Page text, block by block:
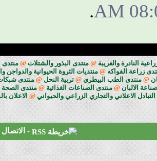
.
والغريبة @منتدى البذور والشتلات @منتدى
الفواكه @منتديات الثروة الحيوانية والدواجن
منتدى الطب البيطري @تربية النحل @منتدى شبكات
الالبان @منتدى الصناعات الغذائية @منتدى الصحة
الاعلاني والتجاري الزراعي والحيواني @الاعلان
-الاتصال بنا